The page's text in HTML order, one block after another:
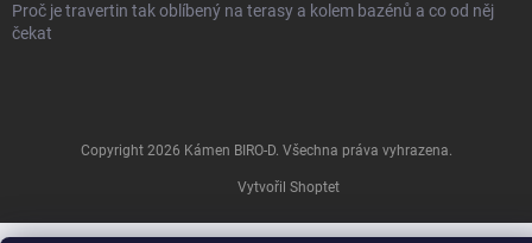
Proč je travertin tak oblíbený na terasy a kolem bazénů a co od něj
čekat
Vytvořil Shoptet
Copyright 2026 Kámen BIRO-D. Všechna práva vyhrazena.